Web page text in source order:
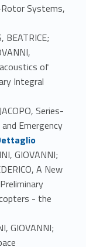
Systems,
BEATRICE;
of
Integral
Series-
Emergency
94
GIOVANNI;
A New
- the
GIOVANNI;